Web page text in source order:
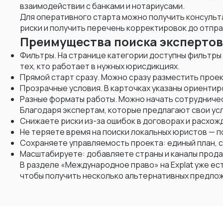
Британские Виргинские острова 1
Бруней 1
Буркина-Фасо 2
Бурунди 1
Бутан 1
Великобритания 9
Венгрия 9
Венесуэла 4
Вьетнам 21
Габон 1
Гаити 1
взаимодействии с банками и нотариусами.
Для оперативного старта можно получить
риски и получить перечень корректировок до
Преимущества поиска
Фильтры. На странице категории доступны
тех, кто работает в нужных юрисдикциях.
Прямой старт сразу. Можно сразу разместить
Прозрачные условия. В карточках указаны
Разные форматы работы. Можно начать
Благодаря экспертам, которые предлагают свои
Снижаете риски из-за ошибок в договорах и
Не теряете время на поиски локальных юристов —
Сохраняете управляемость проекта: единый план,
Масштабируете: добавляете страны и каналы
В разделе «Международное право» на Explat уже
чтобы получить несколько альтернативных